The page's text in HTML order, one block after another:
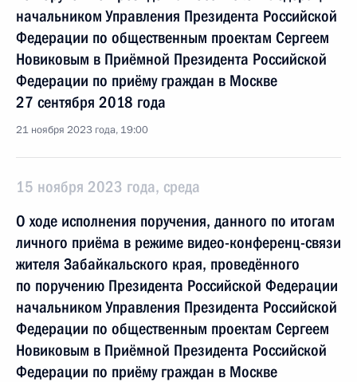
начальником Управления Президента Российской
Федерации по общественным проектам Сергеем
Новиковым в Приёмной Президента Российской
Федерации по приёму граждан в Москве
27 сентября 2018 года
21 ноября 2023 года, 19:00
15 ноября 2023 года, среда
О ходе исполнения поручения, данного по итогам
личного приёма в режиме видео-конференц-связи
жителя Забайкальского края, проведённого
по поручению Президента Российской Федерации
начальником Управления Президента Российской
Федерации по общественным проектам Сергеем
Новиковым в Приёмной Президента Российской
Федерации по приёму граждан в Москве